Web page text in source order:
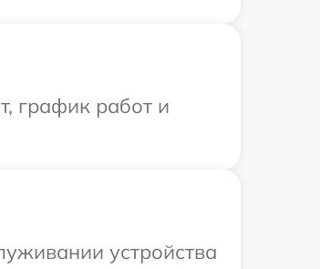
график работ и
устройства